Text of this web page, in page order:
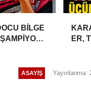
BİLGE
ER,
ASAYIŞ Yayınlanma: